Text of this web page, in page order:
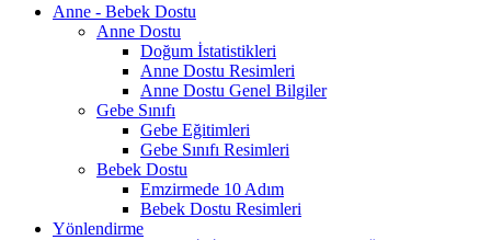
Anne - Bebek Dostu
Anne Dostu
Doğum İstatistikleri
Anne Dostu Resimleri
Anne Dostu Genel Bilgiler
Gebe Sınıfı
Gebe Eğitimleri
Gebe Sınıfı Resimleri
Bebek Dostu
Emzirmede 10 Adım
Bebek Dostu Resimleri
Yönlendirme